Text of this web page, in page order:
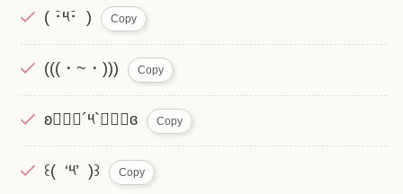
( ･̆༥･̆ ) Copy
(((・~・))) Copy
ʚ๑⃙⃘´༥`๑⃙⃘ɞ Copy
‪꒰( ‘༥’ )꒱ Copy